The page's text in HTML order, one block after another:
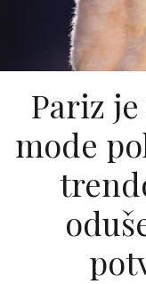
Pariz
mode